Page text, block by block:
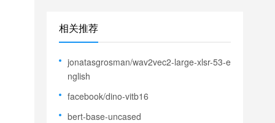
相关推荐
jonatasgrosman/wav2vec2-large-xlsr-53-e
nglish
facebook/dino-vitb16
bert-base-uncased